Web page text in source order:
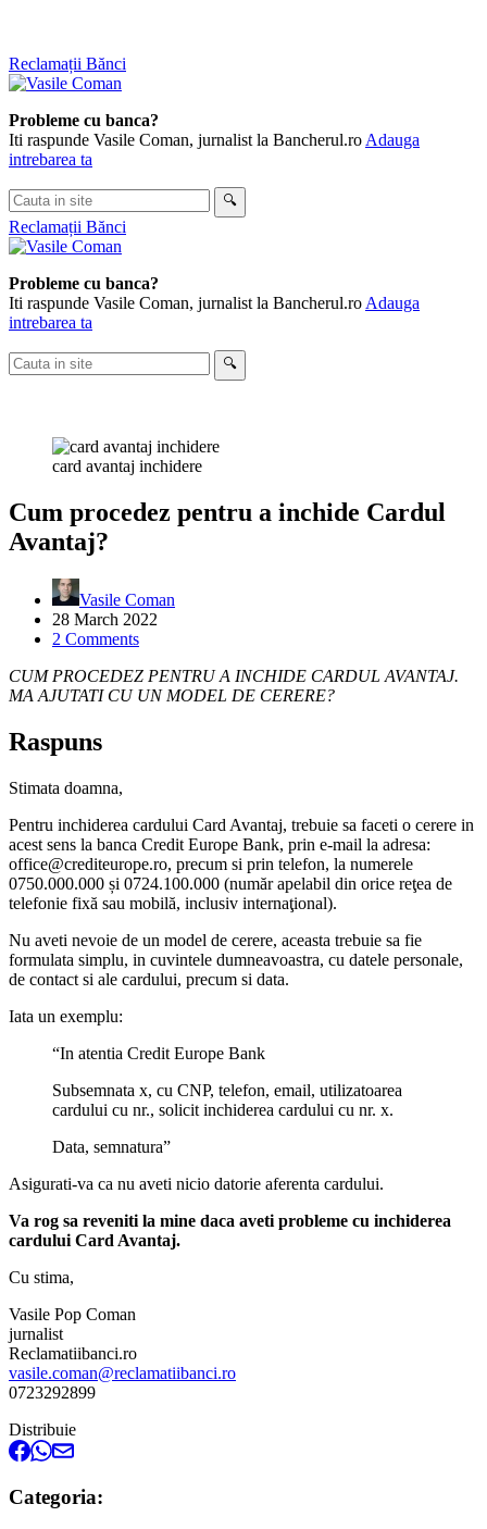
Skip
to
Reclamații Bănci
Probleme cu banca?
Iti raspunde Vasile Coman, jurnalist la Bancherul.ro Adauga
intrebarea ta
Cauta
in
site
🔍
Reclamații Bănci
Probleme cu banca?
Iti raspunde Vasile Coman, jurnalist la Bancherul.ro Adauga
intrebarea ta
Cauta
in
🔍
card avantaj inchidere
Cum procedez pentru a inchide Cardul
Avantaj?
Vasile Coman
28 March 2022
2 Comments
CUM PROCEDEZ PENTRU A INCHIDE CARDUL AVANTAJ.
MA AJUTATI CU UN MODEL DE CERERE?
Raspuns
Stimata doamna,
Pentru inchiderea cardului Card Avantaj, trebuie sa faceti o cerere in
acest sens la banca Credit Europe Bank, prin e-mail la adresa:
office@crediteurope.ro, precum si prin telefon, la numerele
0750.000.000 și 0724.100.000 (număr apelabil din orice reţea de
telefonie fixă sau mobilă, inclusiv internaţional).
Nu aveti nevoie de un model de cerere, aceasta trebuie sa fie
formulata simplu, in cuvintele dumneavoastra, cu datele personale,
de contact si ale cardului, precum si data.
Iata un exemplu:
“In atentia Credit Europe Bank
Subsemnata x, cu CNP, telefon, email, utilizatoarea
cardului cu nr., solicit inchiderea cardului cu nr. x.
Data, semnatura”
Asigurati-va ca nu aveti nicio datorie aferenta cardului.
Va rog sa reveniti la mine daca aveti probleme cu inchiderea
cardului Card Avantaj.
Cu stima,
Vasile Pop Coman
jurnalist
Reclamatiibanci.ro
vasile.coman@reclamatiibanci.ro
0723292899
Distribuie
Categoria: